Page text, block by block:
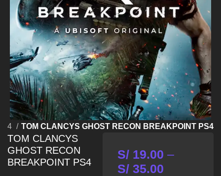
TOM CLANCYS GHOST RECON BREAKPOINT PS4
TOM CLANCYS
GHOST RECON
BREAKPOINT PS4
S/19.00 –
S/35.00